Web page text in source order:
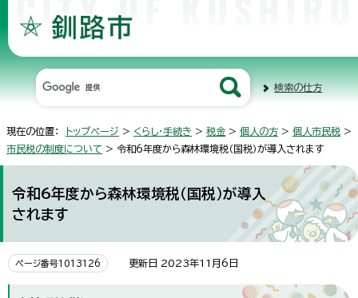
検索の仕方
現在の位置： トップページ > くらし・手続き > 税金> 個人の方 > 個人市民税 >
市民税の制度について > 令和6年度から森林環境税（国税）が導入されます
令和6年度から森林環境税（国税）が導入
されます
ページ番号1013126 更新日 2023年11月6日